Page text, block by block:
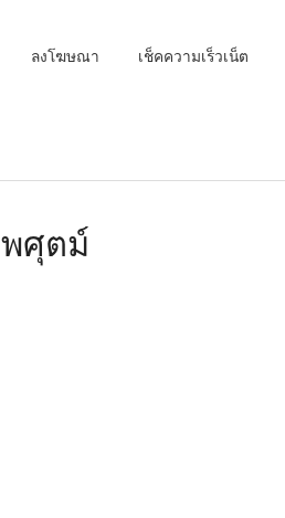
ลงโฆษณา เช็คความเร็วเน็ต
พศุตม์